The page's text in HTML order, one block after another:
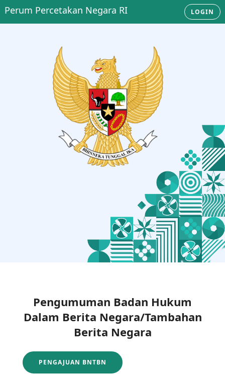
Perum Percetakan Negara RI LOGIN
Pengumuman Badan Hukum
Dalam Berita Negara/Tambahan
Berita Negara
PENGAJUAN BNTBN